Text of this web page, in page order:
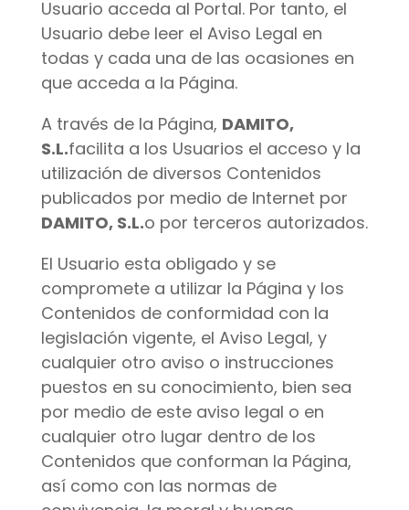
Usuario acceda al Portal. Por tanto, el
Usuario debe leer el Aviso Legal en
todas y cada una de las ocasiones en
que acceda a la Página.
A través de la Página, DAMITO,
S.L.facilita a los Usuarios el acceso y la
utilización de diversos Contenidos
publicados por medio de Internet por
DAMITO, S.L.o por terceros autorizados.
El Usuario esta obligado y se
compromete a utilizar la Página y los
Contenidos de conformidad con la
legislación vigente, el Aviso Legal, y
cualquier otro aviso o instrucciones
puestos en su conocimiento, bien sea
por medio de este aviso legal o en
cualquier otro lugar dentro de los
Contenidos que conforman la Página,
así como con las normas de